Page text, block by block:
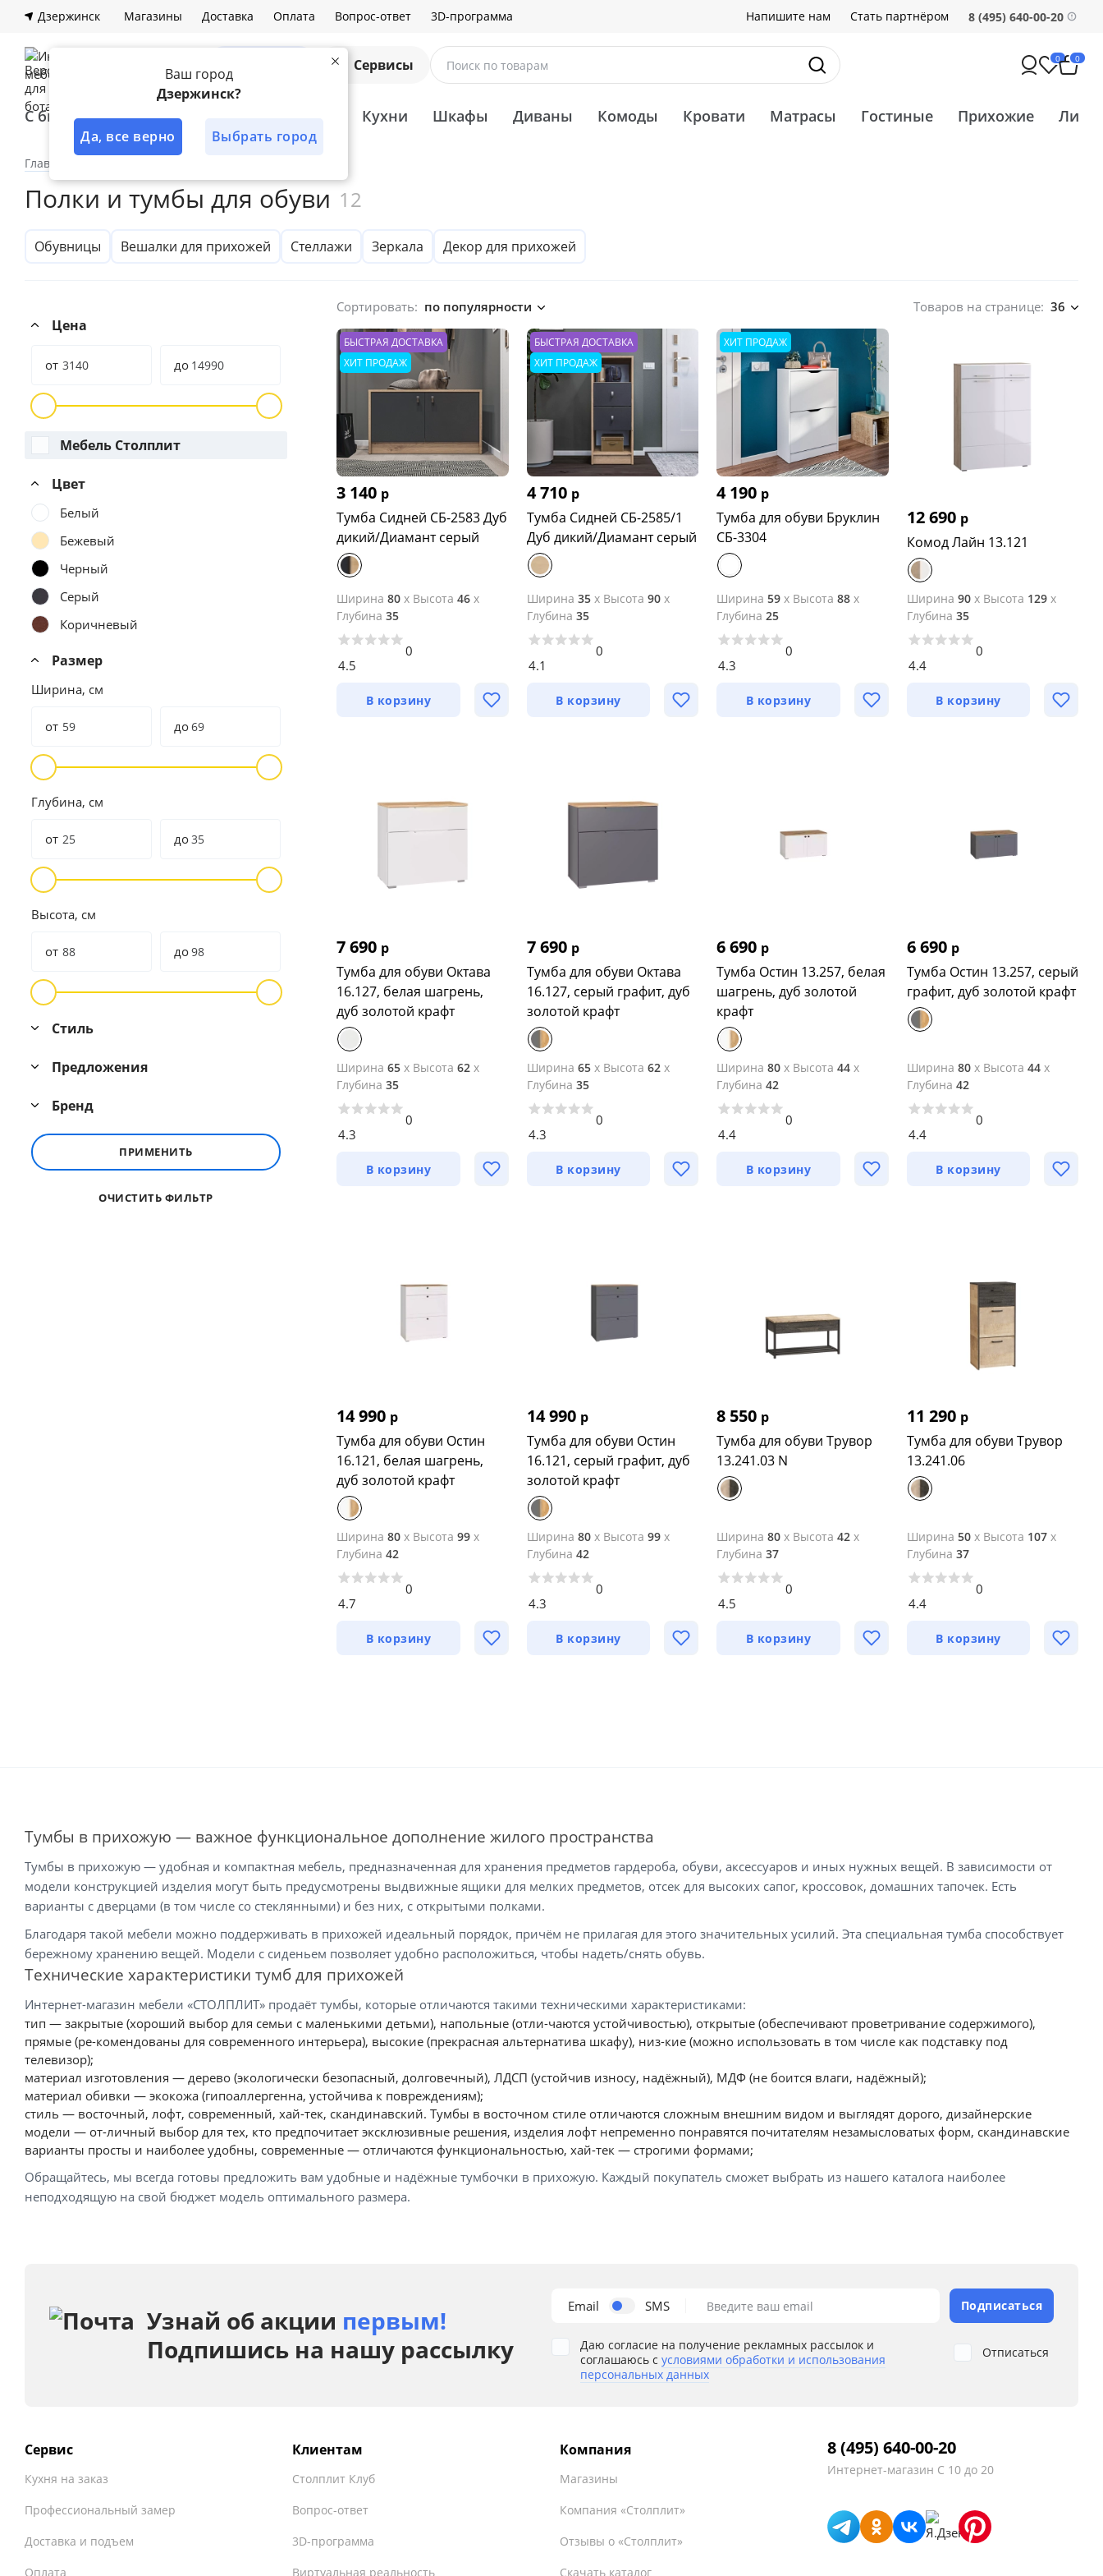
Ваш город
Дзержинск?
Да, все верно Выбрать город
Дзержинск Магазины Доставка Оплата Вопрос-ответ 3D-программа Напишите нам Стать партнёром 8 (495) 640-00-20
Сервисы Поиск по товарам 0 0
С быстрой доставкой Кухни Шкафы Диваны Комоды Кровати Матрасы Гостиные Прихожие
Главная
Полки и тумбы для обуви 12
Обувницы Вешалки для прихожей Стеллажи Зеркала Декор для прихожей
Цена
от до
Мебель Столплит
Цвет
Белый
Бежевый
Черный
Серый
Коричневый
Размер
Ширина, см
от до
Глубина, см
от до
Высота, см
от до
Стиль
Предложения
Бренд
ПРИМЕНИТЬ
ОЧИСТИТЬ ФИЛЬТР
Сортировать: по популярности Товаров на странице: 36
БЫСТРАЯ ДОСТАВКА
ХИТ ПРОДАЖ
3 140 р
Тумба Сидней СБ-2583 Дуб
дикий/Диамант серый
Ширина 80 x Высота 46 x
Глубина 35
4.5
0
В корзину
БЫСТРАЯ ДОСТАВКА
ХИТ ПРОДАЖ
4 710 р
Тумба Сидней СБ-2585/1
Дуб дикий/Диамант серый
Ширина 35x Высота 90x
Глубина 35
4.1
0
В корзину
ХИТ ПРОДАЖ
4 190 р
Тумба для обуви Бруклин
СБ-3304
Ширина 59 x Высота 88 x
Глубина 25
4.3
0
В корзину
12 690 р
Комод Лайн 13.121
Ширина 90x Высота 129x
Глубина 35
4.4
0
В корзину
7 690 р
Тумба для обуви Октава
16.127, белая шагрень,
дуб золотой крафт
Ширина 65 x Высота 62 x
Глубина 35
4.3
0
В корзину
7 690 р
Тумба для обуви Октава
16.127, серый графит, дуб
золотой крафт
Ширина 65x Высота 62x
Глубина 35
4.3
0
В корзину
6 690 р
Тумба Остин 13.257, белая
шагрень, дуб золотой
крафт
Ширина 80 x Высота 44 x
Глубина 42
4.4
0
В корзину
6 690 р
Тумба Остин 13.257, серый
графит, дуб золотой крафт
Ширина 80x Высота 44x
Глубина 42
4.4
0
В корзину
14 990 р
Тумба для обуви Остин
16.121, белая шагрень,
дуб золотой крафт
Ширина 80 x Высота 99 x
Глубина 42
4.7
0
В корзину
14 990 р
Тумба для обуви Остин
16.121, серый графит, дуб
золотой крафт
Ширина 80x Высота 99x
Глубина 42
4.3
0
В корзину
8 550 р
Тумба для обуви Трувор
13.241.03 N
Ширина 80 x Высота 42 x
Глубина 37
4.5
0
В корзину
11 290 р
Тумба для обуви Трувор
13.241.06
Ширина 50x Высота 107x
Глубина 37
4.4
0
В корзину
Тумбы в прихожую — важное функциональное дополнение жилого пространства
Тумбы в прихожую — удобная и компактная мебель, предназначенная для хранения предметов гардероба, обуви, аксессуаров и иных нужных вещей. В зависимости от
модели конструкцией изделия могут быть предусмотрены выдвижные ящики для мелких предметов, отсек для высоких сапог, кроссовок, домашних тапочек. Есть
варианты с дверцами (в том числе со стеклянными) и без них, с открытыми полками.
Благодаря такой мебели можно поддерживать в прихожей идеальный порядок, причём не прилагая для этого значительных усилий. Эта специальная тумба способствует
бережному хранению вещей. Модели с сиденьем позволяет удобно расположиться, чтобы надеть/снять обувь.
Технические характеристики тумб для прихожей
Интернет-магазин мебели «СТОЛПЛИТ» продаёт тумбы, которые отличаются такими техническими характеристиками:
тип — закрытые (хороший выбор для семьи с маленькими детьми), напольные (отли-чаются устойчивостью), открытые (обеспечивают проветривание содержимого),
прямые (ре-комендованы для современного интерьера), высокие (прекрасная альтернатива шкафу), низ-кие (можно использовать в том числе как подставку под
телевизор);
материал изготовления — дерево (экологически безопасный, долговечный), ЛДСП (устойчив износу, надёжный), МДФ (не боится влаги, надёжный);
материал обивки — экокожа (гипоаллергенна, устойчива к повреждениям);
стиль — восточный, лофт, современный, хай-тек, скандинавский. Тумбы в восточном стиле отличаются сложным внешним видом и выглядят дорого, дизайнерские
модели — от-личный выбор для тех, кто предпочитает эксклюзивные решения, изделия лофт непременно понравятся почитателям незамысловатых форм, скандинавские
варианты просты и наиболее удобны, современные — отличаются функциональностью, хай-тек — строгими формами;
Обращайтесь, мы всегда готовы предложить вам удобные и надёжные тумбочки в прихожую. Каждый покупатель сможет выбрать из нашего каталога наиболее
неподходящую на свой бюджет модель оптимального размера.
Узнай об акции первым!
Подпишись на нашу рассылку
Email SMS Введите ваш email Подписаться
Даю согласие на получение рекламных рассылок и
соглашаюсь с условиями обработки и использования
персональных данных
Отписаться
Сервис
Кухня на заказ
Профессиональный замер
Доставка и подъем
Оплата
Клиентам
Столплит Клуб
Вопрос-ответ
3D-программа
Виртуальная реальность
Компания
Магазины
Компания «Столплит»
Отзывы о «Столплит»
Скачать каталог
8 (495) 640-00-20
Интернет-магазин С 10 до 20